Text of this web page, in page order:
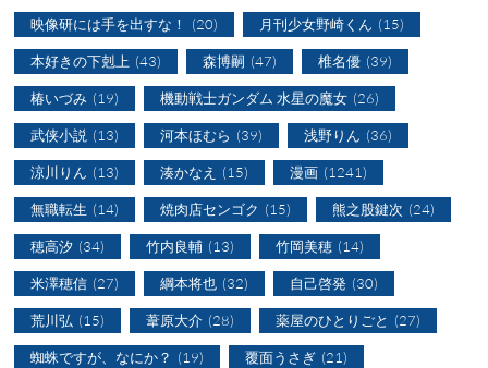
映像研には手を出すな！ (20) 月刊少女野崎くん (15)
本好きの下剋上 (43) 森博嗣 (47) 椎名優 (39)
椿いづみ (19) 機動戦士ガンダム 水星の魔女 (26)
武侠小説 (13) 河本ほむら (39) 浅野りん (36)
涼川りん (13) 湊かなえ (15) 漫画 (1241)
無職転生 (14) 焼肉店センゴク (15) 熊之股鍵次 (24)
穂高汐 (34) 竹内良輔 (13) 竹岡美穂 (14)
米澤穂信 (27) 綱本将也 (32) 自己啓発 (30)
荒川弘 (15) 葦原大介 (28) 薬屋のひとりごと (27)
蜘蛛ですが、なにか？ (19) 覆面うさぎ (21)